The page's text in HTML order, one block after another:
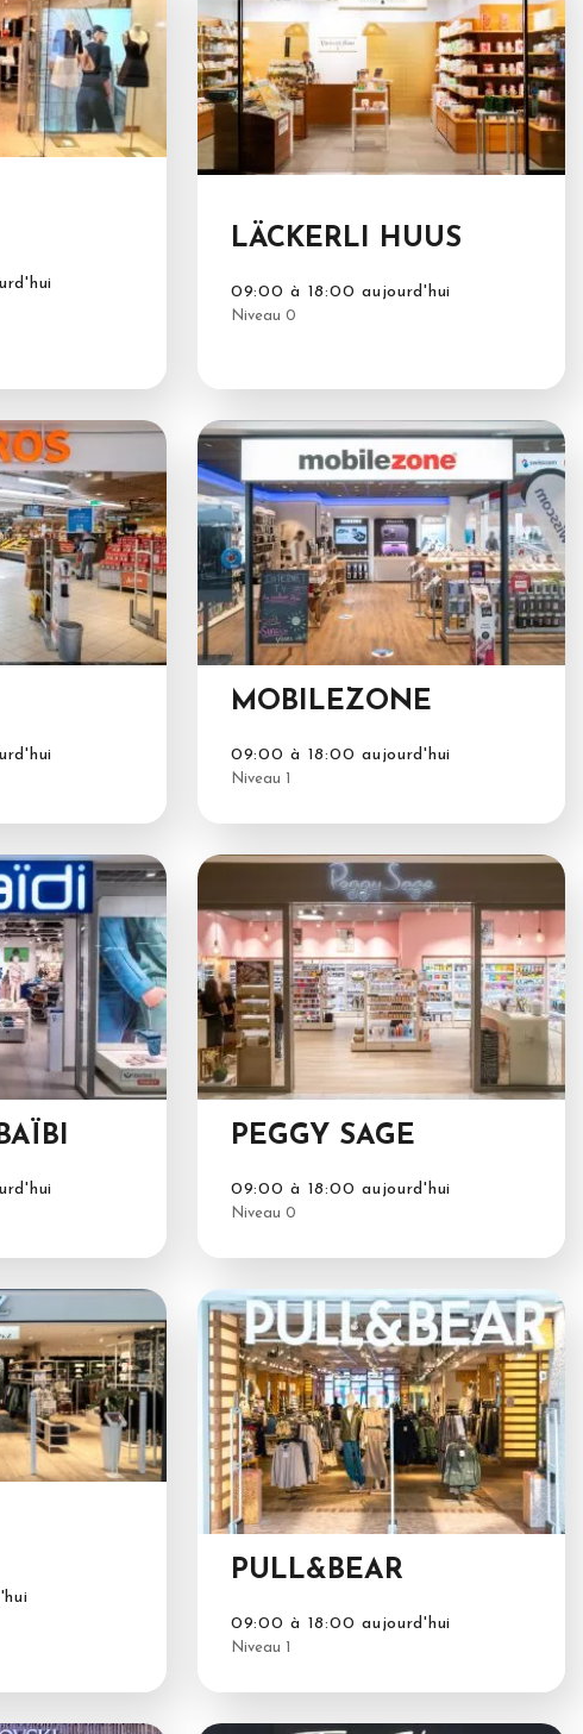
LÄCKERLI HUUS
09:00 à 18:00 aujourd'hui
Niveau 0
MOBILEZONE
09:00 à 18:00 aujourd'hui
Niveau 1
PEGGY SAGE
09:00 à 18:00 aujourd'hui
Niveau 0
PULL&BEAR
09:00 à 18:00 aujourd'hui
Niveau 1